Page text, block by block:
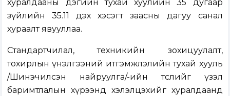
хуралдааны дэгийн тухай хуулийн 35 дугаар
зүйлийн 35.11 дэх хэсэгт заасны дагуу санал
хураалт явууллаа.
Стандартчилал, техникийн зохицуулалт,
тохирлын үнэлгээний итгэмжлэлийн тухай хууль
/Шинэчилсэн найруулга/-ийн төслийг үзэл
баримтлалын хүрээнд хэлэлцэхийг хуралдаанд